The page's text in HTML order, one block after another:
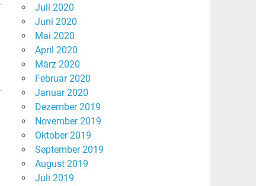
Juli 2020
Juni 2020
Mai 2020
April 2020
März 2020
Februar 2020
Januar 2020
Dezember 2019
November 2019
Oktober 2019
September 2019
August 2019
Juli 2019